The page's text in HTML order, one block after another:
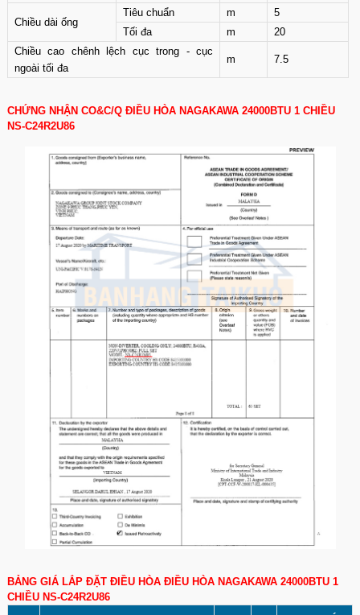
Chiều dài ống
Tiêu chuẩn m
5
Tối đa
m
20
Chiều cao chênh lệch cục trong - cục
ngoài tối đa
m 7.5
CHỨNG NHẬN CO&C/Q ĐIỀU HÒA NAGAKAWA 24000BTU 1 CHIỀU
NS-C24R2U86
BẢNG GIÁ LẮP ĐẶT ĐIỀU HÒA ĐIỀU HÒA NAGAKAWA 24000BTU 1
CHIỀU NS-C24R2U86